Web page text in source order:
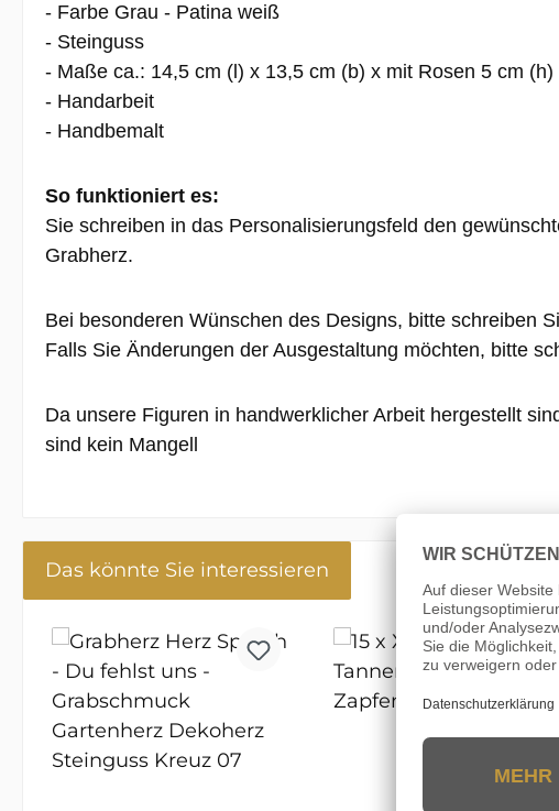
- Farbe Grau - Patina weiß
- Steinguss
- Maße ca.: 14,5 cm (l) x 13,5 cm (b) x mit Rosen 5 cm (h)
- Handarbeit
- Handbemalt
So funktioniert es:
Sie schreiben in das Personalisierungsfeld den
Grabherz.
Bei besonderen Wünschen des Designs, bitte schreiben
Falls Sie Änderungen der Ausgestaltung möchten, bitte
Da unsere Figuren in handwerklicher Arbeit hergestellt
sind kein Mangell
Das könnte Sie interessieren
Produktgalerie überspringen